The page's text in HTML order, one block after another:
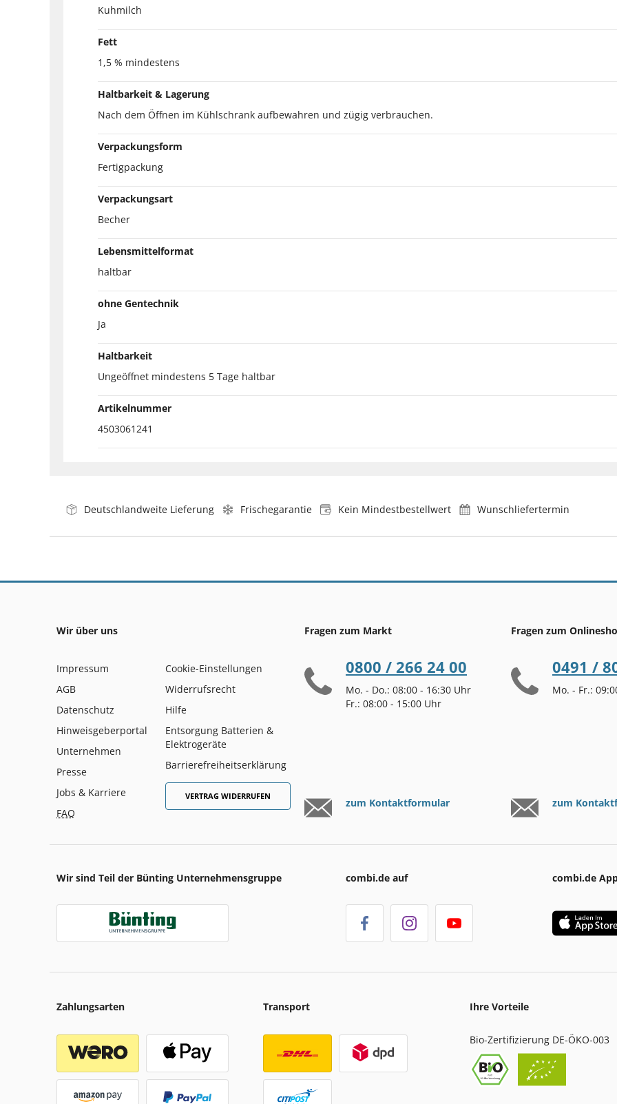
Kuhmilch
Fett
1,5 % mindestens
Haltbarkeit & Lagerung
Nach dem Öffnen im Kühlschrank aufbewahren und zügig verbrauchen.
Verpackungsform
Fertigpackung
Verpackungsart
Becher
Lebensmittelformat
haltbar
ohne Gentechnik
Ja
Haltbarkeit
Ungeöffnet mindestens 5 Tage haltbar
Artikelnummer
4503061241
Deutschlandweite Lieferung Frischegarantie Kein Mindestbestellwert Wunschliefertermin
Wir über uns
Impressum
AGB
Datenschutz
Hinweisgeberportal
Unternehmen
Presse
Jobs & Karriere
FAQ
Cookie-Einstellungen
Widerrufsrecht
Hilfe
Entsorgung Batterien &
Elektrogeräte
Barrierefreiheitserklärung
VERTRAG WIDERRUFEN
Fragen zum Markt
0800 / 266 24 00
Mo. - Do.: 08:00 - 16:30 Uhr
Fr.: 08:00 - 15:00 Uhr
zum Kontaktformular
Fragen zum
0491 /
Mo. - Fr.:
zum
Wir sind Teil der Bünting Unternehmensgruppe combi.de auf combi.de
Zahlungsarten Transport Ihre Vorteile
Bio-Zertifizierung DE-ÖKO-003